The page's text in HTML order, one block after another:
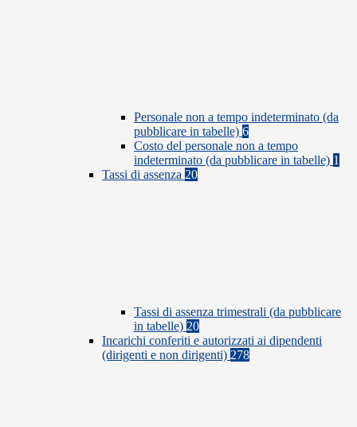
Personale non a tempo indeterminato (da
pubblicare in tabelle) 6
Costo del personale non a tempo
indeterminato (da pubblicare in tabelle) 1
Tassi di assenza 20
Tassi di assenza trimestrali (da pubblicare
in tabelle) 20
Incarichi conferiti e autorizzati ai dipendenti
(dirigenti e non dirigenti) 278